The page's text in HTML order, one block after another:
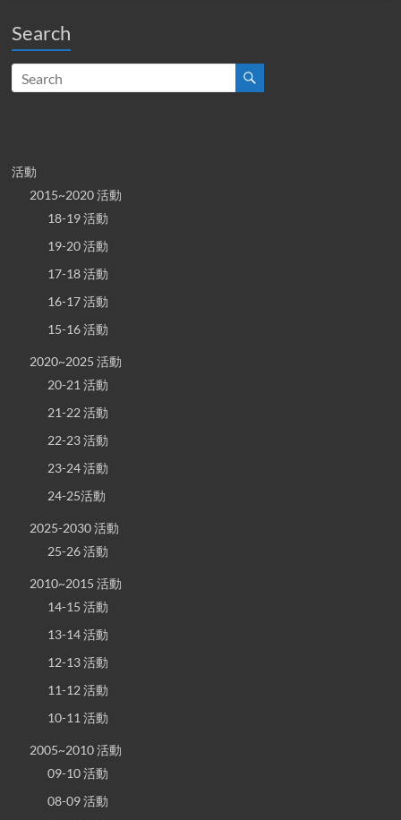
Search
活動
2015~2020 活動
18-19 活動
19-20 活動
17-18 活動
16-17 活動
15-16 活動
2020~2025 活動
20-21 活動
21-22 活動
22-23 活動
23-24 活動
24-25活動
2025-2030 活動
25-26 活動
2010~2015 活動
14-15 活動
13-14 活動
12-13 活動
11-12 活動
10-11 活動
2005~2010 活動
09-10 活動
08-09 活動